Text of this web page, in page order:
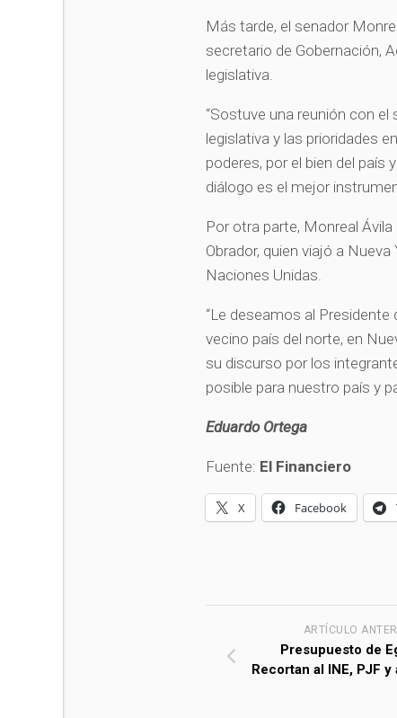
Más tarde, el senador
secretario de Gobernación,
legislativa.
“Sostuve una reunión con
legislativa y las prioridades
poderes, por el bien del país
diálogo es el mejor
Por otra parte, Monreal
Obrador, quien viajó a
Naciones Unidas.
“Le deseamos al Presidente
vecino país del norte, en
su discurso por los
posible para nuestro país y
Eduardo Ortega
Fuente: El Financiero
X Facebook
ARTÍCULO
Presupuesto de
Recortan al INE, PJF